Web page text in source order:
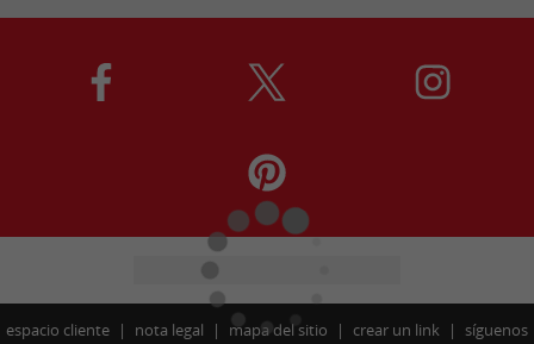
espacio cliente nota legal mapa del sitio crear un link síguenos